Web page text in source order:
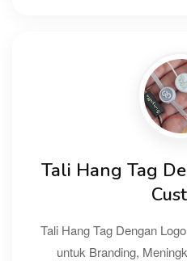
Tali Hang Tag
Tali Hang Tag Dengan
untuk Branding,